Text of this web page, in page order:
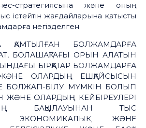
стратегиясына және оның
істейтін жағдайларына қатысты
негізделген.
ҚАМТЫЛҒАН БОЛЖАМДАРҒА
БОЛАШАҚТАҒЫ ОРЫН АЛАТЫН
БІРҚАТАР БОЛЖАМДАРҒА
ЖӘНЕ ОЛАРДЫҢ ЕШҚАЙСЫСЫН
БОЛЖАП-БІЛУ МҮМКІН БОЛЫП
ОЛАРДЫҢ КЕЙБІРЕУЛЕРІ
БАҚЫЛАУЫНАН ТЫС
ЭКОНОМИКАЛЫҚ ЖӘНЕ